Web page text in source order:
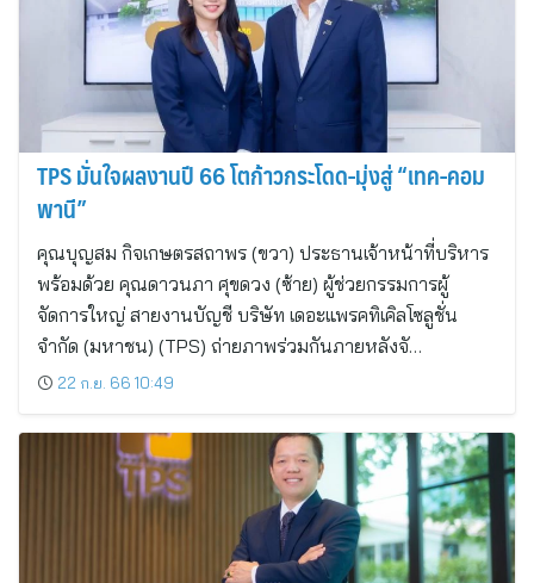
TPS มั่นใจผลงานปี 66 โตก้าวกระโดด-มุ่งสู่ “เทค-คอม
พานี”
คุณบุญสม กิจเกษตรสถาพร (ขวา) ประธานเจ้าหน้าที่บริหาร
พร้อมด้วย คุณดาวนภา ศุขดวง (ซ้าย) ผู้ช่วยกรรมการผู้
จัดการใหญ่ สายงานบัญชี บริษัท เดอะแพรคทิเคิลโซลูชั่น
จำกัด (มหาชน) (TPS) ถ่ายภาพร่วมกันภายหลังจั…
22 ก.ย. 66 10:49